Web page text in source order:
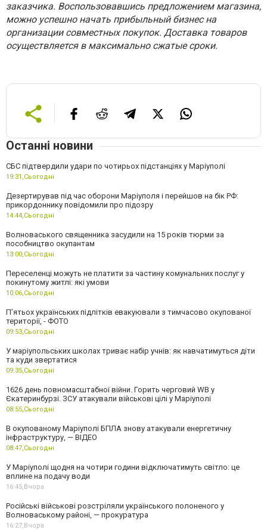
заказчика. Воспользовавшись предложением магазина,
можно успешно начать прибыльный бизнес на
организации совместных покупок. Доставка товаров
осуществляется в максимально сжатые сроки.
Останні новини
СБС підтвердили удари по чотирьох підстанціях у Маріуполі
19:31,Сьогодні
Дезертирував під час оборони Маріуполя і перейшов на бік РФ:
прикордоннику повідомили про підозру
14:44,Сьогодні
Волноваського священника засудили на 15 років тюрми за
пособництво окупантам
13:00,Сьогодні
Переселенці можуть не платити за частину комунальних послуг у
покинутому житлі: які умови
10:06,Сьогодні
П’ятьох українських підлітків евакуювали з тимчасово окупованої
території, - ФОТО
09:53,Сьогодні
У маріупольських школах триває набір учнів: як навчатимуться діти
та куди звертатися
09:35,Сьогодні
1626 день повномасштабної війни. Горить черговий WB у
Єкатеринбурзі. ЗСУ атакували військові цілі у Маріуполі
08:55,Сьогодні
В окупованому Маріуполі БПЛА знову атакували енергетичну
інфраструктуру, — ВІДЕО
08:47,Сьогодні
У Маріуполі щодня на чотири години відключатимуть світло: це
вплине на подачу води
16:45,Вчора
Російські військові розстріляли українського полоненого у
Волноваському районі, — прокуратура
16:27,Вчора